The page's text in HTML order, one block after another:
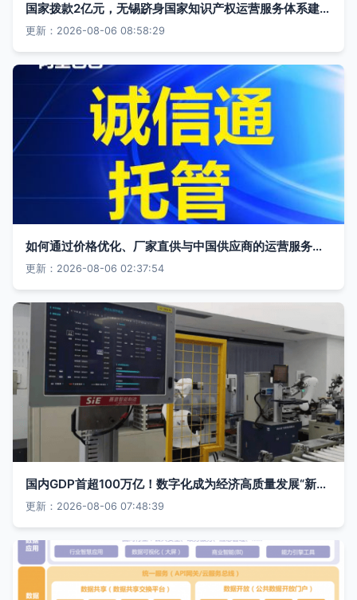
国家拨款2亿元，无锡跻身国家知识产权运营服务体系建设重点城市
更新：2026-08-06 08:58:29
如何通过价格优化、厂家直供与中国供应商的运营服务提升竞争力
更新：2026-08-06 02:37:54
国内GDP首超100万亿！数字化成为经济高质量发展“新引擎”
更新：2026-08-06 07:48:39